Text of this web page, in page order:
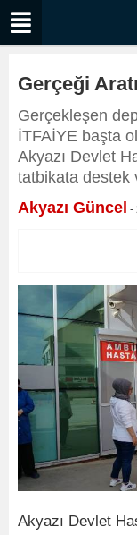
Gerçeği
Gerçekleşen
İTFAİYE başta
Akyazı Devlet
tatbikata destek
Akyazı Güncel -
Akyazı Devlet